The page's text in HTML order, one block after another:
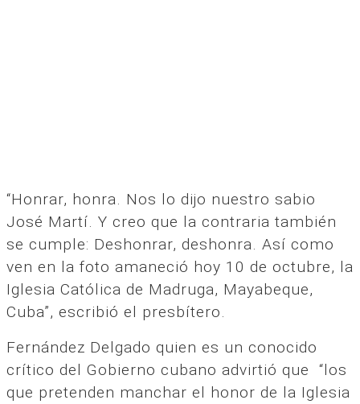
“Honrar, honra. Nos lo dijo nuestro sabio
José Martí. Y creo que la contraria también
se cumple: Deshonrar, deshonra. Así como
ven en la foto amaneció hoy 10 de octubre, la
Iglesia Católica de Madruga, Mayabeque,
Cuba”, escribió el presbítero.
Fernández Delgado quien es un conocido
crítico del Gobierno cubano advirtió que “los
que pretenden manchar el honor de la Iglesia